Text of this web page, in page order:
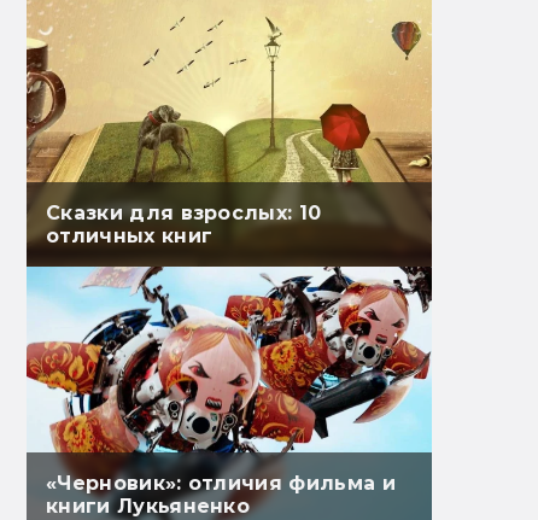
Сказки для взрослых: 10
отличных книг
«Черновик»: отличия фильма и
книги Лукьяненко